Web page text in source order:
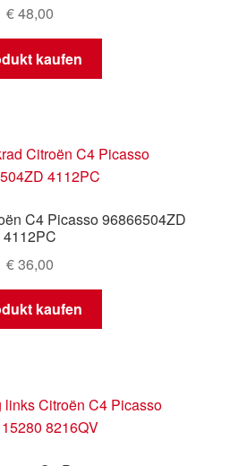
€48,00
kaufen
C4 Picasso 96866504ZD
4112PC
€36,00
kaufen